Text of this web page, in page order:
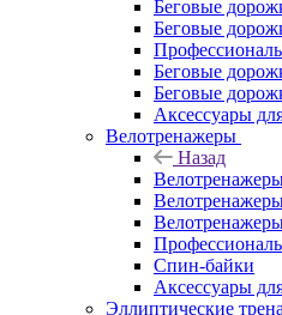
Беговые
Беговые
Беговые
Беговые
Аксессуары
Велотренажеры
Назад
Спин-байки
Аксессуары
Эллиптические